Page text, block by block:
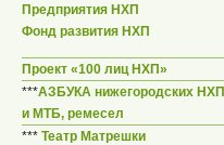
Предприятия НХП
Фонд развития НХП
Проект «100 лиц НХП»
***АЗБУКА нижегородских НХП
и МТБ, ремесел
*** Театр Матрешки